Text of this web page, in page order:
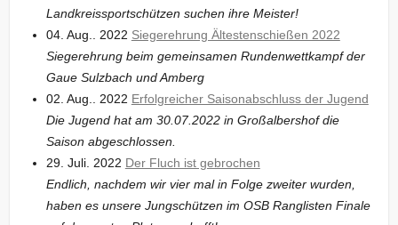
Landkreissportschützen suchen ihre Meister!
04. Aug.. 2022 Siegerehrung Ältestenschießen 2022
Siegerehrung beim gemeinsamen Rundenwettkampf der
Gaue Sulzbach und Amberg
02. Aug.. 2022 Erfolgreicher Saisonabschluss der Jugend
Die Jugend hat am 30.07.2022 in Großalbershof die
Saison abgeschlossen.
29. Juli. 2022 Der Fluch ist gebrochen
Endlich, nachdem wir vier mal in Folge zweiter wurden,
haben es unsere Jungschützen im OSB Ranglisten Finale